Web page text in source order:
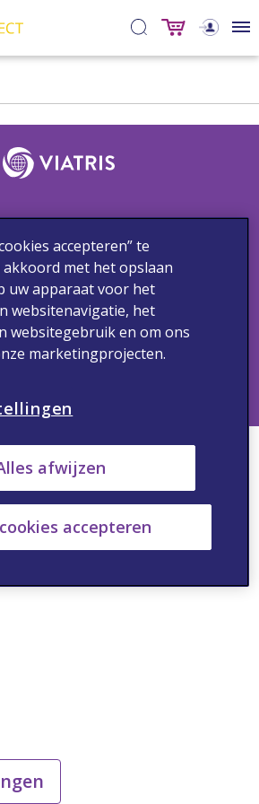
& Medische vragen
Cookieverklaring
Alle rechten voorbehouden.
enkel bestemd voor de geadresseerde
in de gezondheidszorg, werkzaam in
accepteren” te
met het opslaan
uw apparaat voor het
websitenavigatie, het
websitegebruik en om ons
marketingprojecten.
afwijzen
accepteren